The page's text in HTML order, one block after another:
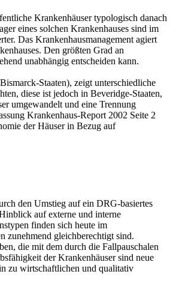
Krankenhäuser typologisch danach
eines solchen Krankenhauses sind im
Das Krankenhausmanagement agiert
Den größten Grad an
unabhängig entscheiden kann.
Staaten), zeigt unterschiedliche
diese ist jedoch in Beveridge-Staaten,
umgewandelt und eine Trennung
Krankenhaus-Report 2002 Seite 2
der Häuser in Bezug auf
den Umstieg auf ein DRG-basiertes
auf externe und interne
finden sich heute im
zunehmend gleichberechtigt sind.
die mit dem durch die Fallpauschalen
der Krankenhäuser sind neue
zu wirtschaftlichen und qualitativ